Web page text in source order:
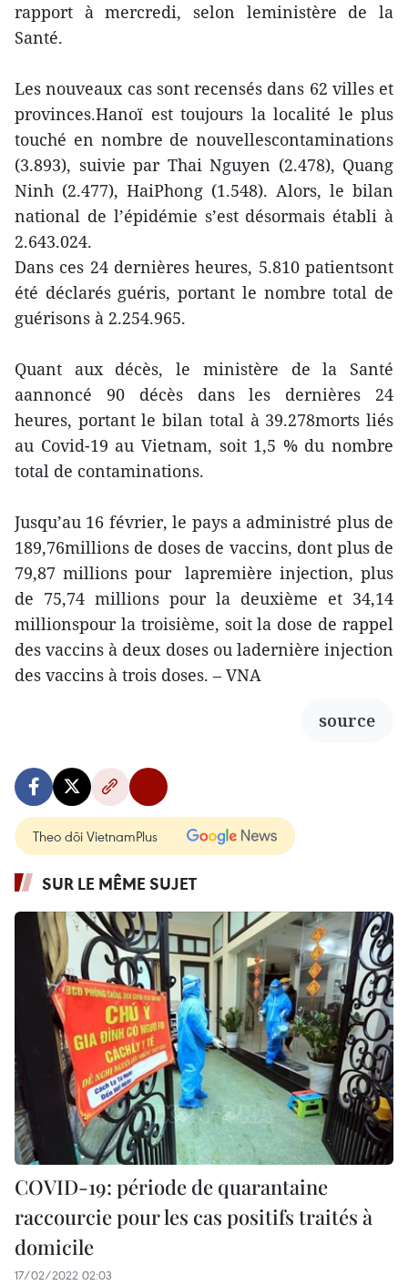
rapport à mercredi, selon leministère de la
Santé.
Les nouveaux cas sont recensés dans 62 villes et
provinces.Hanoï est toujours la localité le plus
touché en nombre de nouvellescontaminations
(3.893), suivie par Thai Nguyen (2.478), Quang
Ninh (2.477), HaiPhong (1.548). Alors, le bilan
national de l’épidémie s’est désormais établi à
2.643.024.
Dans ces 24 dernières heures, 5.810 patientsont
été déclarés guéris, portant le nombre total de
guérisons à 2.254.965.
Quant aux décès, le ministère de la Santé
aannoncé 90 décès dans les dernières 24
heures, portant le bilan total à 39.278morts liés
au Covid-19 au Vietnam, soit 1,5 % du nombre
total de contaminations.
Jusqu’au 16 février, le pays a administré plus de
189,76millions de doses de vaccins, dont plus de
79,87 millions pour lapremière injection, plus
de 75,74 millions pour la deuxième et 34,14
millionspour la troisième, soit la dose de rappel
des vaccins à deux doses ou ladernière injection
des vaccins à trois doses. – VNA
source
Theo dõi VietnamPlus
SUR LE MÊME SUJET
COVID-19: période de quarantaine
raccourcie pour les cas positifs traités à
domicile
17/02/2022 02:03